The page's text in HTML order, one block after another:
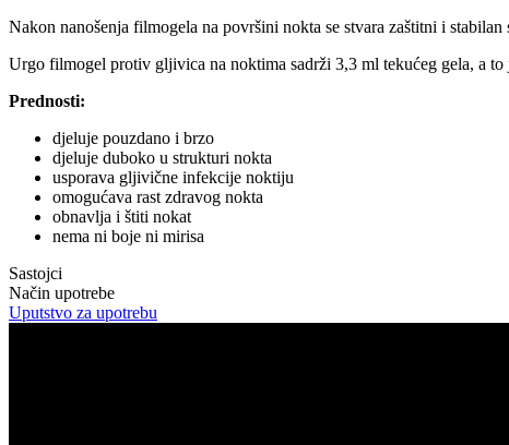
Nakon nanošenja filmogela na površini nokta se stvara zaštitni i
Urgo filmogel protiv gljivica na noktima sadrži 3,3 ml tekućeg gela, a to
Prednosti:
djeluje pouzdano i brzo
djeluje duboko u strukturi nokta
usporava gljivične infekcije noktiju
omogućava rast zdravog nokta
obnavlja i štiti nokat
nema ni boje ni mirisa
Sastojci
Način upotrebe
Uputstvo za upotrebu